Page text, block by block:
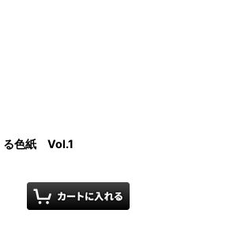
色紙 Vol.1